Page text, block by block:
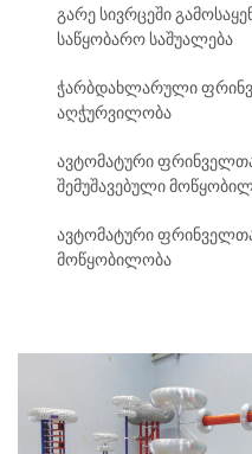
გარე სივრცეში
საწყობარო საშუალება
ჭარბდახლარული
აღჭურვილობა
ავტომატური
შემუშავებული
ავტომატური
მოწყობილობა